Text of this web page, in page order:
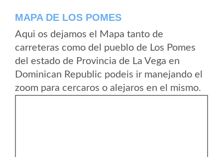
MAPA DE LOS POMES
Aqui os dejamos el Mapa tanto de
carreteras como del pueblo de Los Pomes
del estado de Provincia de La Vega en
Dominican Republic podeis ir manejando el
zoom para cercaros o alejaros en el mismo.